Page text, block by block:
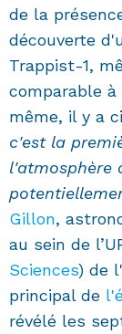
de la
découverte
Trappist-1,
comparable
même, il y a
c'est la
l'atmosphère
Gillon,
au sein de
Sciences) de
principal de
révélé les